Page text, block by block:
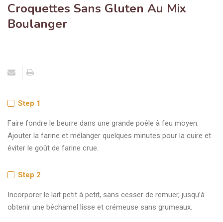
Croquettes Sans Gluten Au Mix
Boulanger
Step 1
Faire fondre le beurre dans une grande poêle à feu moyen.
Ajouter la farine et mélanger quelques minutes pour la cuire et
éviter le goût de farine crue.
Step 2
Incorporer le lait petit à petit, sans cesser de remuer, jusqu’à
obtenir une béchamel lisse et crémeuse sans grumeaux.